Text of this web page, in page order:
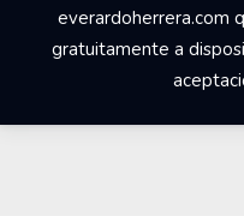
everardoherrera.com
gratuitamente a